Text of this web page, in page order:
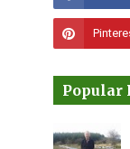
Popular